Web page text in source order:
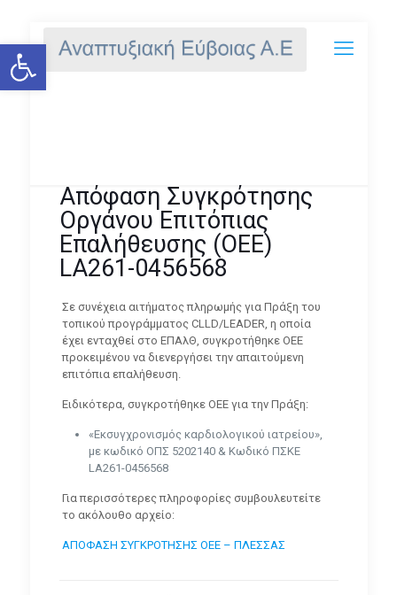
Ανοίξτε τη γραμμή εργαλείων
Απόφαση Συγκρότησης
Οργάνου Επιτόπιας
Επαλήθευσης (ΟΕΕ)
LA261-0456568
Σε συνέχεια αιτήματος πληρωμής για Πράξη του
τοπικού προγράμματος CLLD/LEADER, η οποία
έχει ενταχθεί στο ΕΠΑλΘ, συγκροτήθηκε ΟΕΕ
προκειμένου να διενεργήσει την απαιτούμενη
επιτόπια επαλήθευση.
Ειδικότερα, συγκροτήθηκε ΟΕΕ για την Πράξη:
«Εκσυγχρονισμός καρδιολογικού ιατρείου»,
με κωδικό ΟΠΣ 5202140 & Κωδικό ΠΣΚΕ
LA261-0456568
Για περισσότερες πληροφορίες συμβουλευτείτε
το ακόλουθο αρχείο:
ΑΠΟΦΑΣΗ ΣΥΓΚΡΟΤΗΣΗΣ ΟΕΕ – ΠΛΕΣΣΑΣ